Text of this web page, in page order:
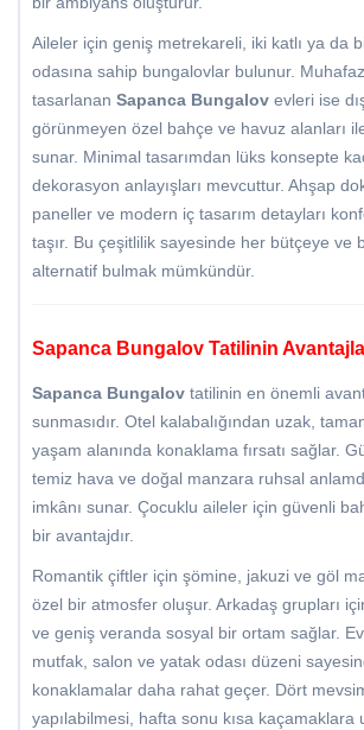
Aileler için geniş metrekareli, iki katlı ya da
odasına sahip bungalovlar bulunur.
tasarlanan Sapanca Bungalov evleri ise
görünmeyen özel bahçe ve havuz alanları
sunar. Minimal tasarımdan lüks konsepte
dekorasyon anlayışları mevcuttur. Ahşap
paneller ve modern iç tasarım detayları
taşır. Bu çeşitlilik sayesinde her bütçeye ve
alternatif bulmak mümkündür.
Sapanca Bungalov Tatilinin
Sapanca Bungalov tatilinin en önemli
sunmasıdır. Otel kalabalığından uzak,
yaşam alanında konaklama fırsatı sağlar.
temiz hava ve doğal manzara ruhsal
imkânı sunar. Çocuklu aileler için güvenli
bir avantajdır.
Romantik çiftler için şömine, jakuzi ve göl
özel bir atmosfer oluşur. Arkadaş grupları
ve geniş veranda sosyal bir ortam sağlar.
mutfak, salon ve yatak odası düzeni
konaklamalar daha rahat geçer. Dört
yapılabilmesi, hafta sonu kısa kaçamaklara